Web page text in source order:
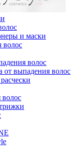
и маски
волос
волос
от выпадения волос
волос